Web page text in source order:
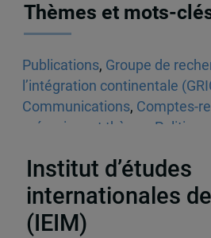
Thèmes et mots-
Publications, Groupe de
l’intégration continentale
Communications, Comptes-
mémoires et thèses
Politique
Institut d’études
internationales
(IEIM)